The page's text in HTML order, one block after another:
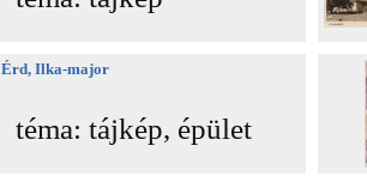
Érd, Ilka-major
téma: tájkép, épület